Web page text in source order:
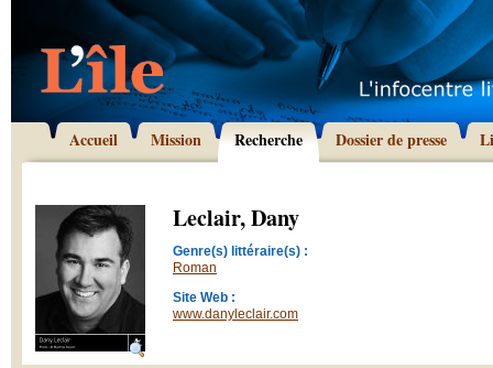
Accueil Mission Recherche Dossier de presse
Leclair, Dany
Genre(s) littéraire(s) :
Roman
Site Web :
www.danyleclair.com